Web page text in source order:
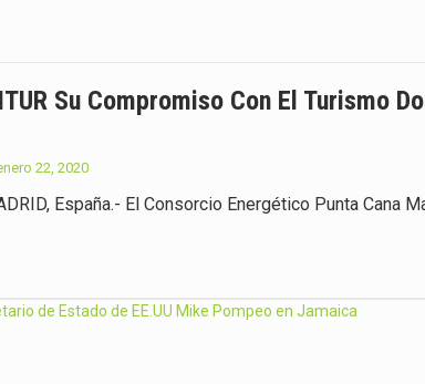
Su Compromiso Con El Turismo
22, 2020
España.- El Consorcio Energético Punta Cana